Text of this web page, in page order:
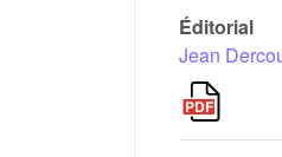
Éditorial
Jean